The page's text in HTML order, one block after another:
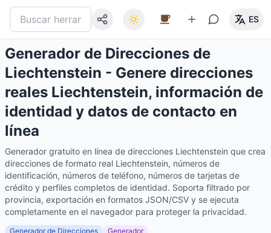
ES
Generador de Direcciones de
Liechtenstein - Genere direcciones
reales Liechtenstein, información de
identidad y datos de contacto en
línea
Generador gratuito en línea de direcciones Liechtenstein que crea
direcciones de formato real Liechtenstein, números de
identificación, números de teléfono, números de tarjetas de
crédito y perfiles completos de identidad. Soporta filtrado por
provincia, exportación en formatos JSON/CSV y se ejecuta
completamente en el navegador para proteger la privacidad.
Generador de Direcciones Generador